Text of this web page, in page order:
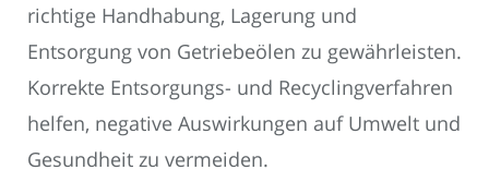
richtige Handhabung, Lagerung und
Entsorgung von Getriebeölen zu gewährleisten.
Korrekte Entsorgungs- und Recyclingverfahren
helfen, negative Auswirkungen auf Umwelt und
Gesundheit zu vermeiden.